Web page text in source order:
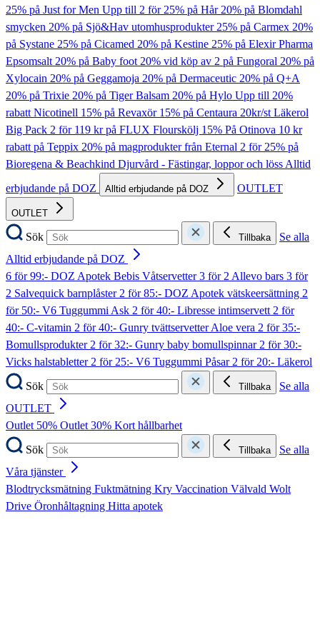
25% på Just for Men Upp till 2 för 25% på Hår20% på Blomdahl
smycken 20% på Sjö&Hav utomhusprodukter25% på Carmex 20%
på Systane 25% på Cicamed 20% på Kestine 25% på Elexir Pharma
Epsomsalt20% på Baby foot20% vid köp av 2 på Fungoral 20% på
Xylocain 20% på Geggamoja 20% på Dermaceutic 20% på Q+A
20% på Trixie 20% på Tiger Balsam 20% på Hylo Upp till 20%
rabatt Nicotinell 15% på Revaxör 15% på Centaura 20kr/st Läkerol
Big Pack 2 för 119 kr på FLUX Flourskölj 15% På Otinova 10 kr
rabatt på Teppix 20% på magprodukter från Eternal 2 för 25% på
Bioregena & Beachkind Djurvård - Fästingar, loppor och lössAlltid
erbjudande på DOZ
Alltid erbjudande på DOZ OUTLET
OUTLET
Sök Tillbaka
Se alla
Alltid erbjudande på DOZ
6 för 99:- DOZ Apotek Bebis Våtservetter3 för 2 Allevo bars 3 för
2 Salvequick barnplåster2 för 85:- DOZ Apotek vätskeersättning 2
för 50:- V6 Tuggummi Ask 2 för 40:- Libresse intimservett2 för
40:- C-vitamin 2 för 40:- Gunry tvättservetter Aloe vera 2 för 35:-
Bomullsprodukter2 för 32:- Gunry baby bomullspinnar2 för 30:-
Vicks halstabletter2 för 25:- V6 Tuggummi Påsar2 för 20:- Läkerol
Sök
Tillbaka
Se alla
OUTLET
Outlet 50% Outlet 30% Kort hållbarhet
Sök
Tillbaka
Se alla
Våra tjänster
Blodtrycksmätning Fuktmätning Kry Vaccination Välvald Wolt
Drive Öronhåltagning Hitta apotek